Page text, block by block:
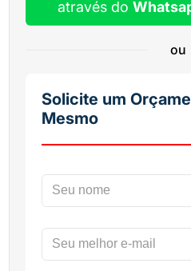
através do
ou
Solicite um
Mesmo